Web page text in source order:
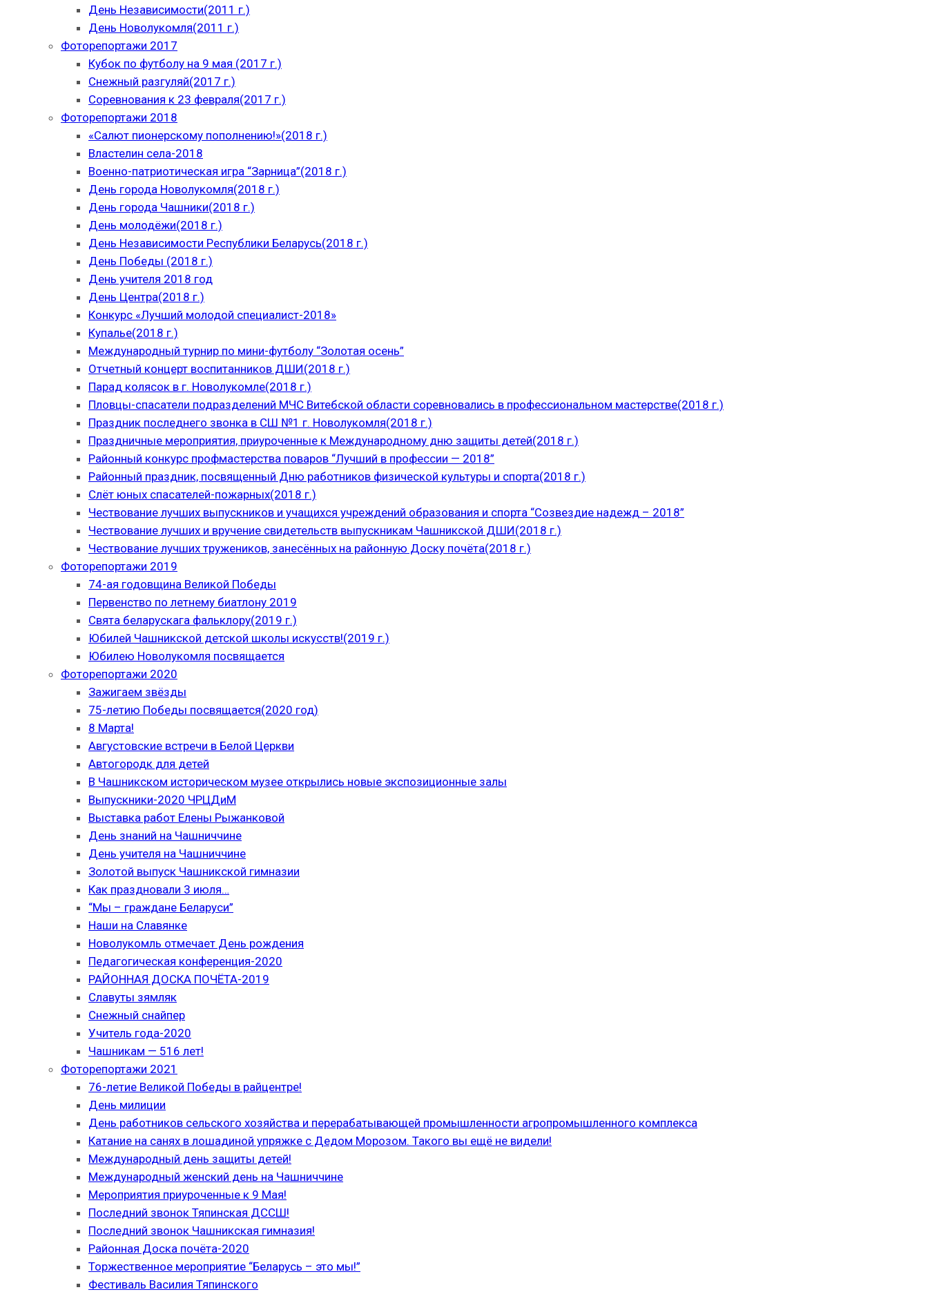
День Независимости(2011 г.)
День Новолукомля(2011 г.)
Фоторепортажи 2017
Кубок по футболу на 9 мая (2017 г.)
Снежный разгуляй(2017 г.)
Соревнования к 23 февраля(2017 г.)
Фоторепортажи 2018
«Салют пионерскому пополнению!»(2018 г.)
Властелин села-2018
Военно-патриотическая игра “Зарница”(2018 г.)
День города Новолукомля(2018 г.)
День города Чашники(2018 г.)
День молодёжи(2018 г.)
День Независимости Республики Беларусь(2018 г.)
День Победы (2018 г.)
День учителя 2018 год
День Центра(2018 г.)
Конкурс «Лучший молодой специалист-2018»
Купалье(2018 г.)
Международный турнир по мини-футболу “Золотая осень”
Отчетный концерт воспитанников ДШИ(2018 г.)
Парад колясок в г. Новолукомле(2018 г.)
Пловцы-спасатели подразделений МЧС Витебской области соревновались в профессиональном мастерстве(2018 г.)
Праздник последнего звонка в СШ №1 г. Новолукомля(2018 г.)
Праздничные мероприятия, приуроченные к Международному дню защиты детей(2018 г.)
Районный конкурс профмастерства поваров “Лучший в профессии — 2018”
Районный праздник, посвященный Дню работников физической культуры и спорта(2018 г.)
Слёт юных спасателей-пожарных(2018 г.)
Чествование лучших выпускников и учащихся учреждений образования и спорта “Созвездие надежд – 2018”
Чествование лучших и вручение свидетельств выпускникам Чашникской ДШИ(2018 г.)
Чествование лучших тружеников, занесённых на районную Доску почёта(2018 г.)
Фоторепортажи 2019
74-ая годовщина Великой Победы
Первенство по летнему биатлону 2019
Свята беларускага фальклору(2019 г.)
Юбилей Чашникской детской школы искусств!(2019 г.)
Юбилею Новолукомля посвящается
Фоторепортажи 2020
Зажигаем звёзды
75-летию Победы посвящается(2020 год)
8 Марта!
Августовские встречи в Белой Церкви
Автогородк для детей
В Чашникском историческом музее открылись новые экспозиционные залы
Выпускники-2020 ЧРЦДиМ
Выставка работ Елены Рыжанковой
День знаний на Чашниччине
День учителя на Чашниччине
Золотой выпуск Чашникской гимназии
Как праздновали 3 июля…
“Мы – граждане Беларуси”
Наши на Славянке
Новолукомль отмечает День рождения
Педагогическая конференция-2020
РАЙОННАЯ ДОСКА ПОЧЁТА-2019
Славуты зямляк
Снежный снайпер
Учитель года-2020
Чашникам — 516 лет!
Фоторепортажи 2021
76-летие Великой Победы в райцентре!
День милиции
День работников сельского хозяйства и перерабатывающей промышленности агропромышленного комплекса
Катание на санях в лошадиной упряжке с Дедом Морозом. Такого вы ещё не видели!
Международный день защиты детей!
Международный женский день на Чашниччине
Мероприятия приуроченные к 9 Мая!
Последний звонок Тяпинская ДССШ!
Последний звонок Чашникская гимназия!
Районная Доска почёта-2020
Торжественное мероприятие “Беларусь – это мы!”
Фестиваль Василия Тяпинского